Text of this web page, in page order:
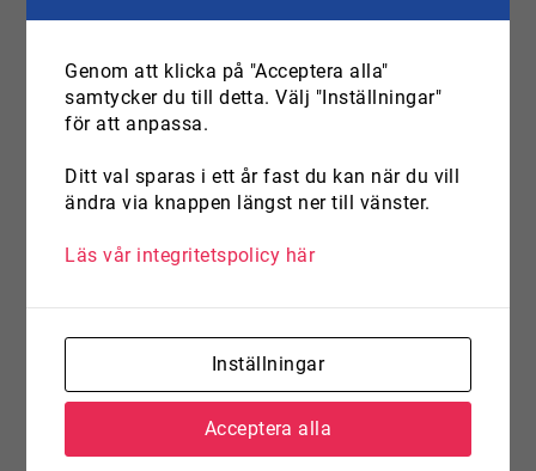
Aktuellt
Genom att klicka på "Acceptera alla"
samtycker du till detta. Välj "Inställningar"
för att anpassa.
Ditt val sparas i ett år fast du kan när du vill
ändra via knappen längst ner till vänster.
Läs vår integritetspolicy här
Inställningar
Acceptera alla